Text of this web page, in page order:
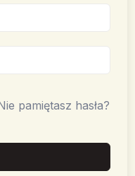
pamiętasz hasła?